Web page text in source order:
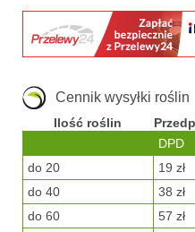
Cennik wysyłki roślin
Ilość roślin
DPD
do 20
19 zł
do 40
38 zł
do 60
57 zł